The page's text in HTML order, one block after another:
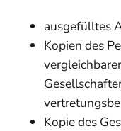
ausgefülltes
Kopien des
Kopie des